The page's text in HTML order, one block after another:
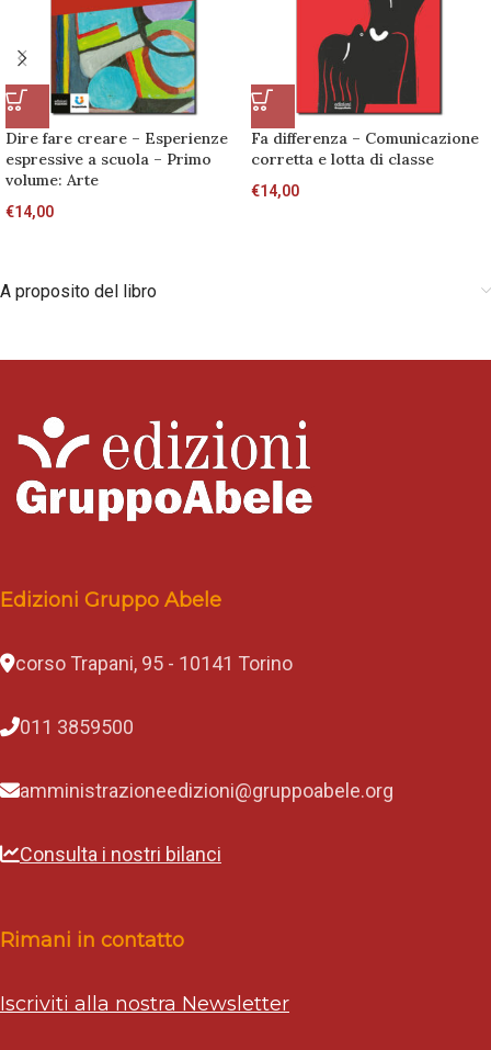
Dire fare creare – Esperienze
espressive a scuola – Primo
volume: Arte
€14,00
Fa differenza – Comunicazione
corretta e lotta di classe
€14,00
A proposito del libro
Edizioni Gruppo Abele
corso Trapani, 95 - 10141 Torino
011 3859500
amministrazioneedizioni@gruppoabele.org
Consulta i nostri bilanci
Rimani in contatto
Iscriviti alla nostra Newsletter